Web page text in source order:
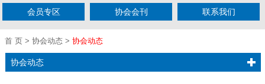
会员专区 协会会刊 联系我们
首 页 > 协会动态 > 协会动态
协会动态